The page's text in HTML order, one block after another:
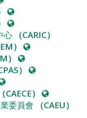
站 網
站
網
站
心
（CARIC）
）
網
）
網
站
）
網
網
站
（CAECE）
網
站
委員會
（CAEU）